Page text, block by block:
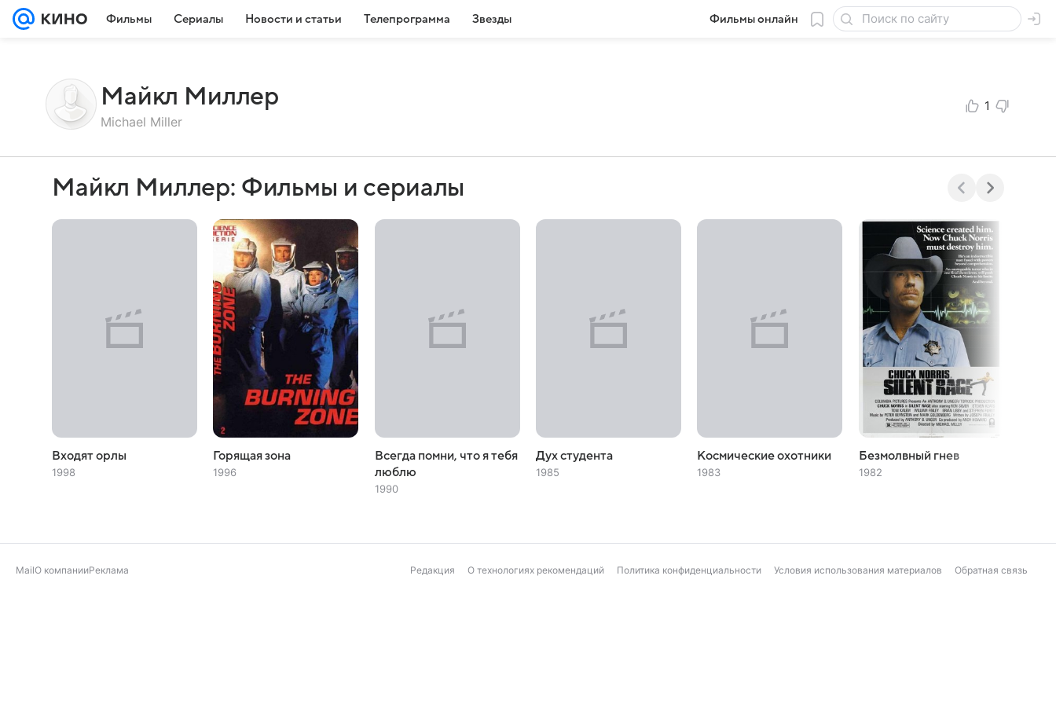
Фильмы Сериалы Новости и статьи Телепрограмма Звезды Фильмы онлайн
Майкл Миллер
Michael Miller
1
Майкл Миллер: Фильмы и сериалы
Входят орлы
1998
Горящая зона
1996
Всегда помни, что я тебя
люблю
1990
Дух студента
1985
Космические охотники
1983
Безмолвный гнев
1982
MailО компанииРеклама Редакция О технологиях рекомендаций Политика конфиденциальности Условия использования материалов Обратная связь